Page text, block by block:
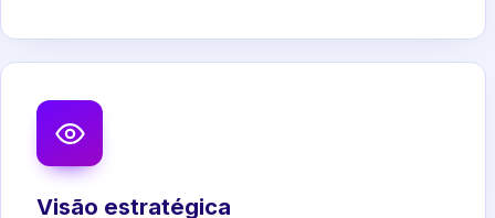
Visão estratégica